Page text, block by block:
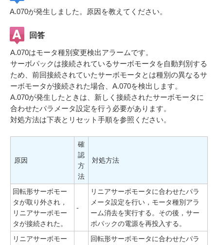
A.070が発生しました。原因を教えてください。
回答
A.070はモータ種別変更検出アラームです。
サーボパックは接続されているサーボモータを自動判別する
ため、前回接続されていたサーボモータとは種別の異なるサ
ーボモータが接続された場合、A.070を検出します。
A.070が発生したときは、新しく接続されたサーボモータに
合わせたパラメータ設定を行う必要があります。
対処方法は下表とリセット手順を参照ください。
原因
確
認
方
法
対処方法
回転形サーボモー
タが取り外され，
リニアサーボモー
タが接続された。
-
リニアサーボモータに合わせたパラ
メータ設定を行い，モータ種別アラ
ーム消去を実行する。その後，サー
ボパックの電源を再投入する。
リニアサーボモー
回転形サーボモータに合わせたパラ